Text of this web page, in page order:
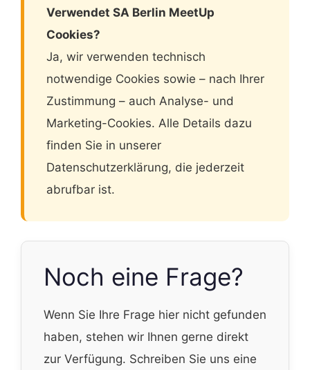
Verwendet SA Berlin MeetUp
Cookies?
Ja, wir verwenden technisch
notwendige Cookies sowie – nach Ihrer
Zustimmung – auch Analyse- und
Marketing-Cookies. Alle Details dazu
finden Sie in unserer
Datenschutzerklärung, die jederzeit
abrufbar ist.
Noch eine Frage?
Wenn Sie Ihre Frage hier nicht gefunden
haben, stehen wir Ihnen gerne direkt
zur Verfügung. Schreiben Sie uns eine